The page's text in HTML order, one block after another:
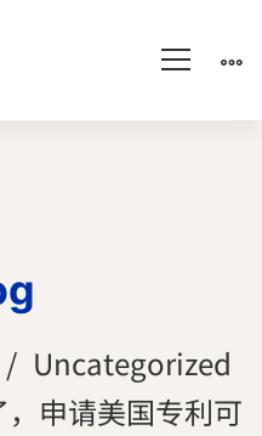
Uncategorized
申请美国专利可